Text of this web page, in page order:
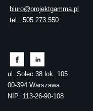
biuro@projektgamma.pl
tel.: 505 273 550
ul. Solec 38 lok. 105
00-394 Warszawa
NIP: 113-26-90-108